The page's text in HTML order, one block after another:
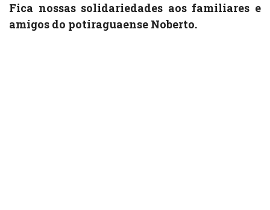
Fica nossas solidariedades aos familiares e
amigos do potiraguaense Noberto.